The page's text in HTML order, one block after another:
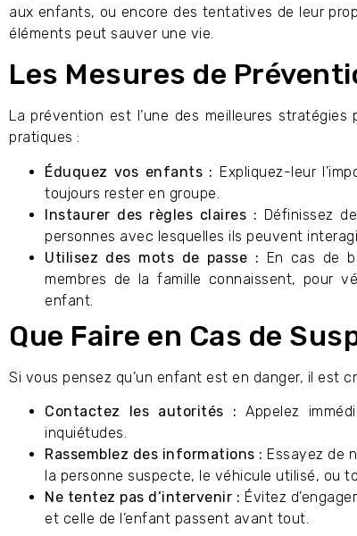
aux enfants, ou encore des tentatives de leur
éléments peut sauver une vie.
Les Mesures de
La prévention est l’une des meilleures
pratiques :
Éduquez vos enfants : Expliquez-leur
toujours rester en groupe.
Instaurer des règles claires : Définissez
personnes avec lesquelles ils peuvent
Utilisez des mots de passe : En cas de
membres de la famille connaissent, pour
enfant.
Que Faire en Cas de
Si vous pensez qu’un enfant est en danger, il est
Contactez les autorités : Appelez
inquiétudes.
Rassemblez des informations : Essayez de
la personne suspecte, le véhicule utilisé, ou
Ne tentez pas d’intervenir : Évitez
et celle de l’enfant passent avant tout.